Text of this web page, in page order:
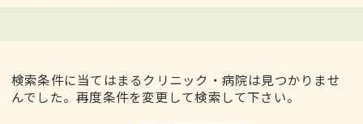
検索条件に当てはまるクリニック・病院は見つかりませ
んでした。再度条件を変更して検索して下さい。